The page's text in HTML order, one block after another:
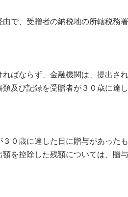
で、受贈者の納税地の所轄税務
ばならず、金融機関は、提出さ
及び記録を受贈者が３０歳に達
０歳に達した日に贈与があった
を控除した残額については、贈